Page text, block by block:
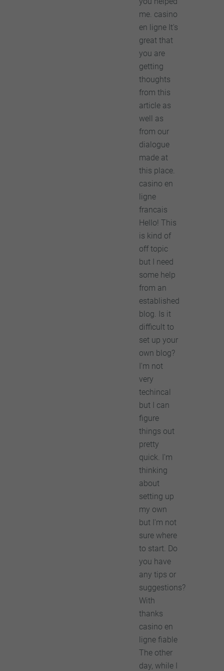
me. casino
en ligne It's
great that
you are
getting
thoughts
from this
article as
well as
from our
dialogue
made at
this place.
casino en
ligne
francais
Hello! This
is kind of
off topic
but I need
some help
from an
established
blog. Is it
difficult to
set up your
own blog?
I'm not
very
techincal
but I can
figure
things out
pretty
quick. I'm
thinking
about
setting up
my own
but I'm not
sure where
to start. Do
you have
any tips or
suggestions?
With
thanks
casino en
ligne fiable
The other
day, while I